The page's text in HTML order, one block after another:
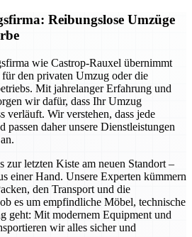
Reibungslose Umzüge
wie Castrop-Rauxel übernimmt
den privaten Umzug oder die
Mit jahrelanger Erfahrung und
wir dafür, dass Ihr Umzug
verläuft. Wir verstehen, dass jede
daher unsere Dienstleistungen
zur letzten Kiste am neuen Standort –
einer Hand. Unsere Experten kümmern
den Transport und die
es um empfindliche Möbel, technische
geht: Mit modernem Equipment und
wir alles sicher und